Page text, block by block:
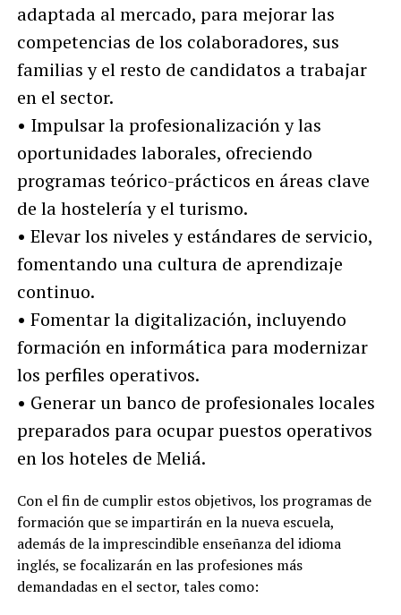
adaptada al mercado, para mejorar las
competencias de los colaboradores, sus
familias y el resto de candidatos a trabajar
en el sector.
• Impulsar la profesionalización y las
oportunidades laborales, ofreciendo
programas teórico-prácticos en áreas clave
de la hostelería y el turismo.
• Elevar los niveles y estándares de servicio,
fomentando una cultura de aprendizaje
continuo.
• Fomentar la digitalización, incluyendo
formación en informática para modernizar
los perfiles operativos.
• Generar un banco de profesionales locales
preparados para ocupar puestos operativos
en los hoteles de Meliá.
Con el fin de cumplir estos objetivos, los programas de
formación que se impartirán en la nueva escuela,
además de la imprescindible enseñanza del idioma
inglés, se focalizarán en las profesiones más
demandadas en el sector, tales como: